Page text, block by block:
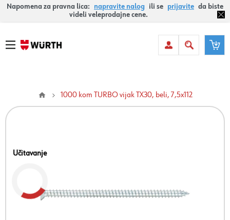
Napomena za pravna lica: napravite nalog ili se prijavite da biste
videli veleprodajne cene.
1000 kom TURBO vijak TX30, beli, 7,5x112
Učitavanje